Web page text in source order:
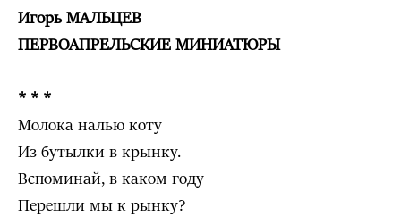
Игорь МАЛЬЦЕВ
ПЕРВОАПРЕЛЬСКИЕ МИНИАТЮРЫ
* * *
Молока налью коту
Из бутылки в крынку.
Вспоминай, в каком году
Перешли мы к рынку?